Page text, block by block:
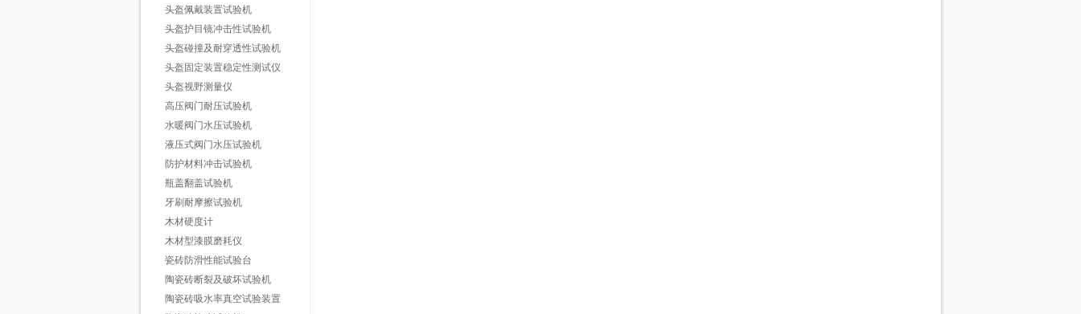
头盔佩戴装置试验机
头盔护目镜冲击性试验机
头盔碰撞及耐穿透性试验机
头盔固定装置稳定性测试仪
头盔视野测量仪
高压阀门耐压试验机
水暖阀门水压试验机
液压式阀门水压试验机
防护材料冲击试验机
瓶盖翻盖试验机
牙刷耐摩擦试验机
木材硬度计
木材型漆膜磨耗仪
瓷砖防滑性能试验台
陶瓷砖断裂及破坏试验机
陶瓷砖吸水率真空试验装置